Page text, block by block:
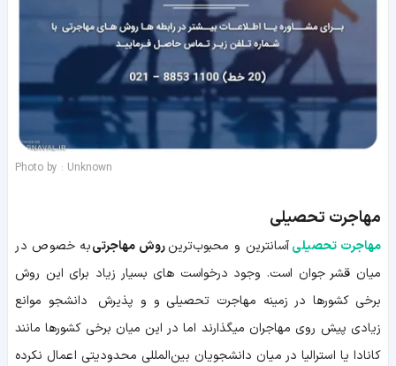
Photo by : Unknown
مهاجرت تحصیلی
مهاجرت تحصیلیآسانترین و محبوب‌ترینروش مهاجرتیبه خصوص در
میان قشر جوان است. وجود درخواست های بسیار زیاد برای این روش
برخی کشورها در زمینه مهاجرت تحصیلی و و پذیرش دانشجو موانع
زیادی پیش روی مهاجران میگذارند اما در این میان برخی کشورها مانند
کانادا یا استرالیا در میان دانشجویان بین‌المللی محدودیتی اعمال نکرده